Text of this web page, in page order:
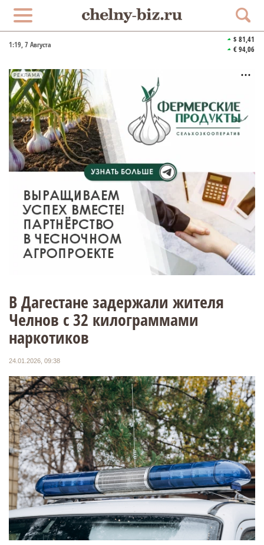
1:19, 7 Августа
$ 81,41
€ 94,06
РЕКЛАМА
В Дагестане задержали жителя
Челнов с 32 килограммами
наркотиков
24.01.2026, 09:38